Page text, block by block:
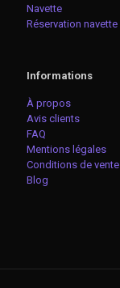
Navette
Réservation navette
Informations
À propos
Avis clients
FAQ
Mentions légales
Conditions de vente
Blog